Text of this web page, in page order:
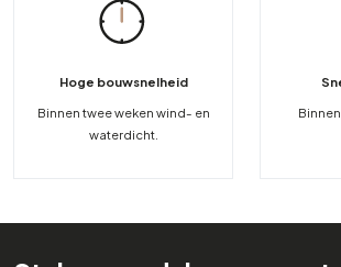
Hoge bouwsnelheid
Binnen twee weken wind- en
waterdicht.